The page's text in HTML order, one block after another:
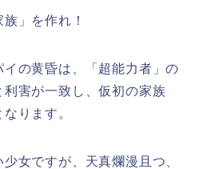
」を作れ！
の黄昏は、「超能力者」の
害が一致し、仮初の家族
ります。
女ですが、天真爛漫且つ、